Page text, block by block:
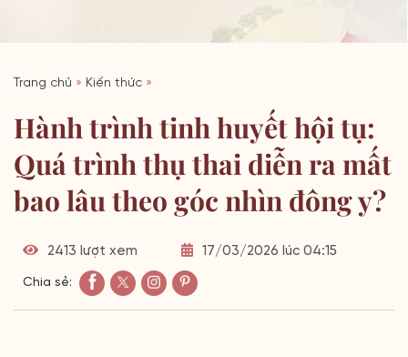
Trang chủ » Kiến thức »
Hành trình tinh huyết hội tụ:
Quá trình thụ thai diễn ra mất
bao lâu theo góc nhìn đông y?
2413 lượt xem 17/03/2026 lúc 04:15
Chia sẻ: